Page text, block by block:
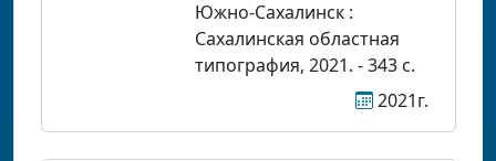
Южно-Сахалинск :
Сахалинская областная
типография, 2021. - 343 с.
2021г.